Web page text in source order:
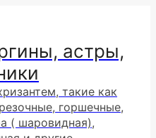
астры,
такие как
горшечные,
( шаровидная),